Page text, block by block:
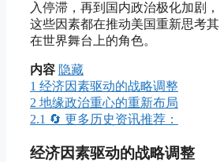
入停滞，再到国内政治极化加剧，
这些因素都在推动美国重新思考其
在世界舞台上的角色。
内容 隐藏
1 经济因素驱动的战略调整
2 地缘政治重心的重新布局
2.1 🔄 更多历史资讯推荐：
经济因素驱动的战略调整